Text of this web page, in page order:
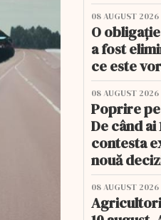
08 AUGUST 2026
O
a fost
ce este
08 AUGUST 2026
Poprire
De când
contesta
nouă
08 AUGUST 2026